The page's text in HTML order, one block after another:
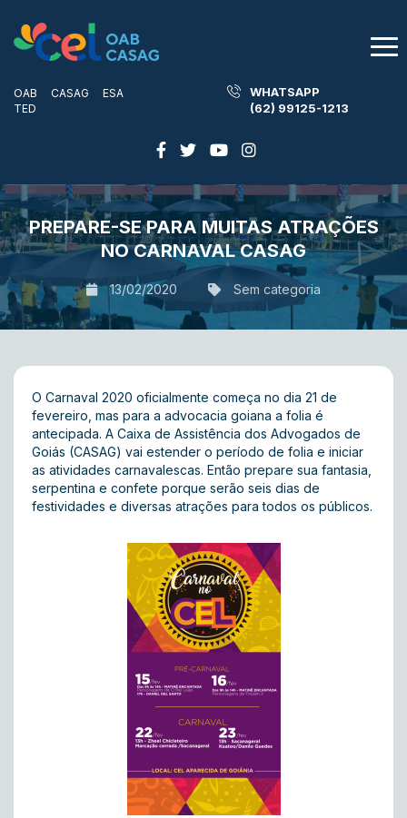
OAB CASAG
ESA
TED
WHATSAPP
(62) 99125-1213
PREPARE-SE PARA MUITAS ATRAÇÕES
NO CARNAVAL CASAG
13/02/2020 Sem categoria
O Carnaval 2020 oficialmente começa no dia 21 de
fevereiro, mas para a advocacia goiana a folia é
antecipada. A Caixa de Assistência dos Advogados de
Goiás (CASAG) vai estender o período de folia e iniciar
as atividades carnavalescas. Então prepare sua fantasia,
serpentina e confete porque serão seis dias de
festividades e diversas atrações para todos os públicos.